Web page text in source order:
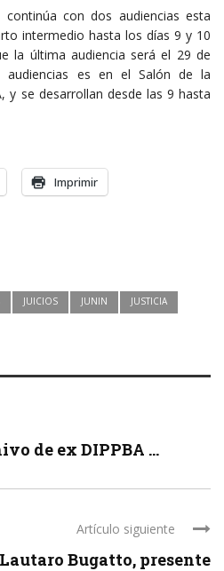
con dos audiencias esta
intermedio hasta los días 9 y 10
la última audiencia será el 29 de
es en el Salón de la
y se desarrollan desde las 9 hasta
Imprimir
JUICIOS JUNIN
JUSTICIA
de ex DIPPBA ...
Artículo siguiente
Lautaro Bugatto, presente